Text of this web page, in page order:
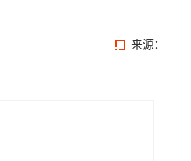
来源：